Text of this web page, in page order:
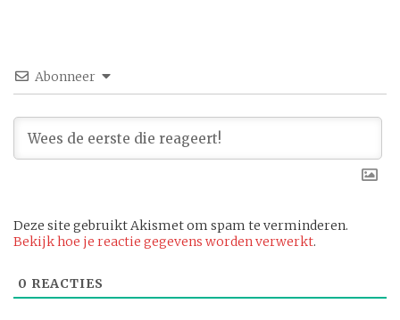
Abonneer
Deze site gebruikt Akismet om spam te verminderen.
Bekijk hoe je reactie gegevens worden verwerkt.
0 REACTIES